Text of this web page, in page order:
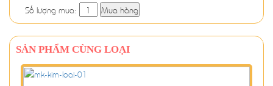
Số lượng mua: Mua hàng
SẢN PHẨM CÙNG LOẠI